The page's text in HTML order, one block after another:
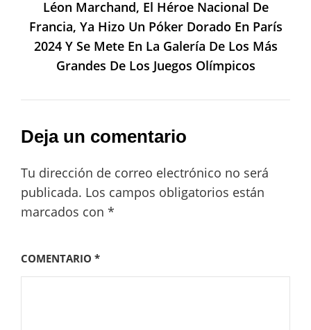
Léon Marchand, El Héroe Nacional De
Francia, Ya Hizo Un Póker Dorado En París
2024 Y Se Mete En La Galería De Los Más
Grandes De Los Juegos Olímpicos
Deja un comentario
Tu dirección de correo electrónico no será
publicada. Los campos obligatorios están
marcados con *
COMENTARIO *